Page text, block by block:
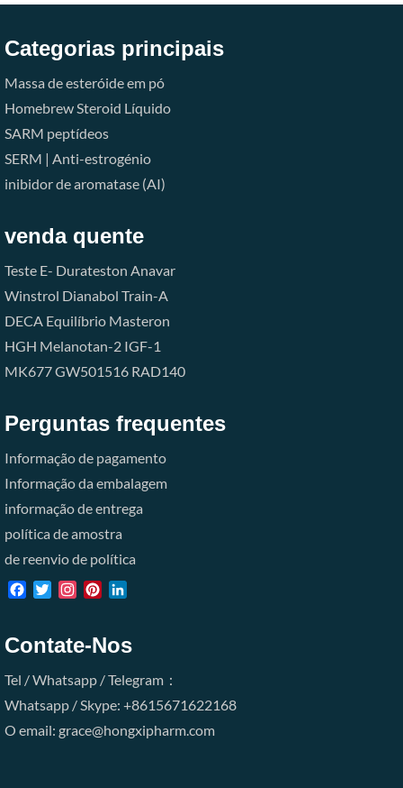
Categorias principais
Massa de esteróide em pó
Homebrew Steroid Líquido
SARM peptídeos
SERM | Anti-estrogénio
inibidor de aromatase (AI)
venda quente
Teste E- Durateston Anavar
Winstrol Dianabol Train-A
DECA Equilíbrio Masteron
HGH Melanotan-2 IGF-1
MK677GW501516 RAD140
Perguntas frequentes
Informação de pagamento
Informação da embalagem
informação de entrega
política de amostra
de reenvio de política
Facebook
TwitterInstagramPinterest
Contate-Nos
Tel / Whatsapp / Telegram：
Whatsapp / Skype: +8615671622168
O email: grace@hongxipharm.com